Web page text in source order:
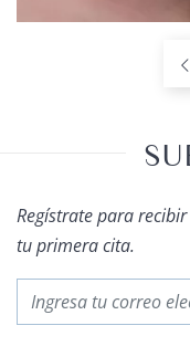
Regístrate para
tu primera cita.